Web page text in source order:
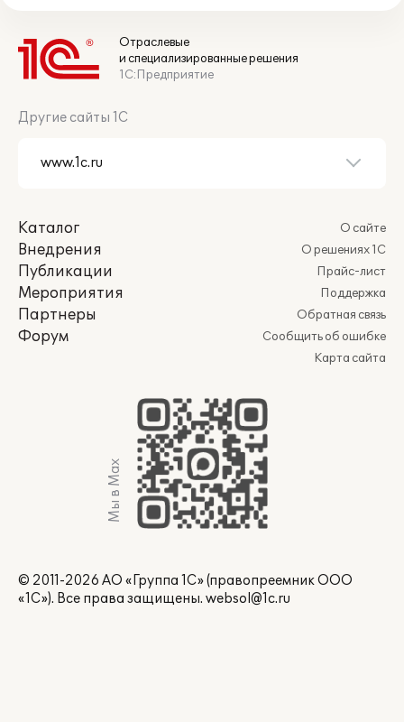
Отраслевые
и специализированные решения
1С:Предприятие
Другие сайты 1С
Каталог
Внедрения
Публикации
Мероприятия
Партнеры
Форум
О сайте
О решениях 1С
Прайс-лист
Поддержка
Обратная связь
Сообщить об ошибке
Карта сайта
Мы в Max
© 2011-2026 АО «Группа 1С» (правопреемник ООО
«1С»). Все права защищены. websol@1c.ru